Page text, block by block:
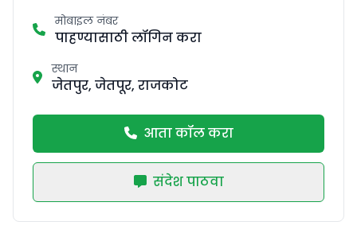
मोबाइल नंबर
पाहण्यासाठी लॉगिन करा
स्थान
जेतपुर, जेतपूर, राजकोट
आता कॉल करा
संदेश पाठवा